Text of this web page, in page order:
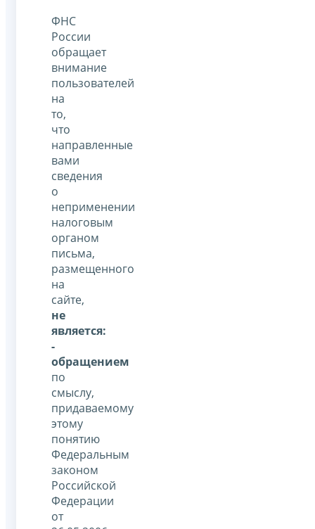
ФНС
России
обращает
внимание
пользователей
на
то,
что
направленные
вами
сведения
о
неприменении
налоговым
органом
письма,
размещенного
на
сайте,
не
является:
-
обращением
по
смыслу,
придаваемому
этому
понятию
Федеральным
законом
Российской
Федерации
от